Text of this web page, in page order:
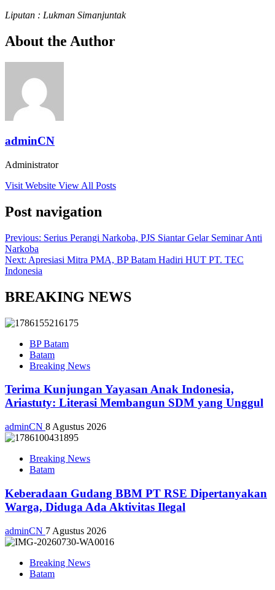
Liputan : Lukman Simanjuntak
About the Author
adminCN
Administrator
Visit Website View All Posts
Post navigation
Previous: Serius Perangi Narkoba, PJS Siantar Gelar Seminar Anti
Narkoba
Next: Apresiasi Mitra PMA, BP Batam Hadiri HUT PT. TEC
Indonesia
BREAKING NEWS
BP Batam
Batam
Breaking News
Terima Kunjungan Yayasan Anak Indonesia,
Ariastuty: Literasi Membangun SDM yang Unggul
adminCN 8 Agustus 2026
Breaking News
Batam
Keberadaan Gudang BBM PT RSE Dipertanyakan
Warga, Diduga Ada Aktivitas Ilegal
adminCN 7 Agustus 2026
Breaking News
Batam